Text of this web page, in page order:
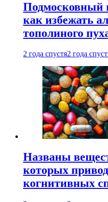
Подмосковный
как избежать
тополиного
2 года спустя2 года
Названы
которых
когнитивных